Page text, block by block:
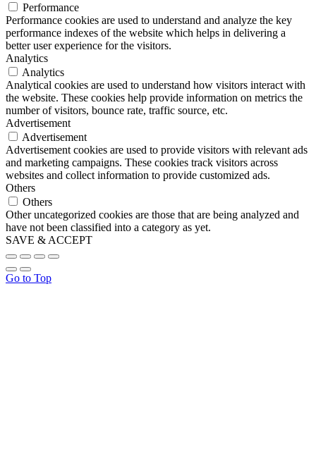
Performance
Performance cookies are used to understand and analyze the key
performance indexes of the website which helps in delivering a
better user experience for the visitors.
Analytics
Analytics
Analytical cookies are used to understand how visitors interact with
the website. These cookies help provide information on metrics the
number of visitors, bounce rate, traffic source, etc.
Advertisement
Advertisement
Advertisement cookies are used to provide visitors with relevant ads
and marketing campaigns. These cookies track visitors across
websites and collect information to provide customized ads.
Others
Others
Other uncategorized cookies are those that are being analyzed and
have not been classified into a category as yet.
SAVE & ACCEPT
Go to Top